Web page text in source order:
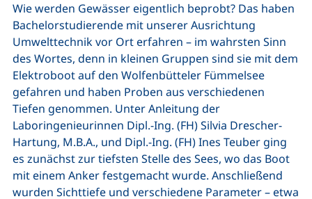
Wie werden Gewässer eigentlich beprobt? Das haben
Bachelorstudierende mit unserer Ausrichtung
Umwelttechnik vor Ort erfahren – im wahrsten Sinn
des Wortes, denn in kleinen Gruppen sind sie mit dem
Elektroboot auf den Wolfenbütteler Fümmelsee
gefahren und haben Proben aus verschiedenen
Tiefen genommen. Unter Anleitung der
Laboringenieurinnen Dipl.-Ing. (FH) Silvia Drescher-
Hartung, M.B.A., und Dipl.-Ing. (FH) Ines Teuber ging
es zunächst zur tiefsten Stelle des Sees, wo das Boot
mit einem Anker festgemacht wurde. Anschließend
wurden Sichttiefe und verschiedene Parameter – etwa